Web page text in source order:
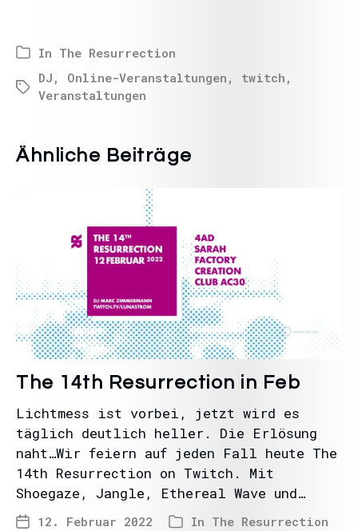
In The Resurrection
DJ , Online-Veranstaltungen , twitch ,
Veranstaltungen
Ähnliche Beiträge
The 14th Resurrection in Feb
Lichtmess ist vorbei, jetzt wird es
täglich deutlich heller. Die Erlösung
naht…Wir feiern auf jeden Fall heute The
14th Resurrection on Twitch. Mit
Shoegaze, Jangle, Ethereal Wave und…
12. Februar 2022 In The Resurrection